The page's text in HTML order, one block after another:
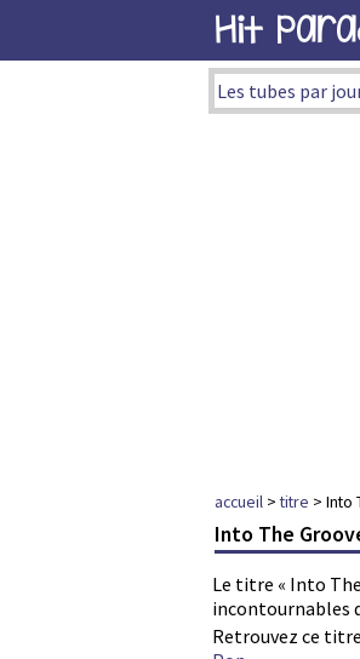
Hit
Les tubes par
accueil >titre > Into
Into The
Le titre « Into
incontournables
Retrouvez ce